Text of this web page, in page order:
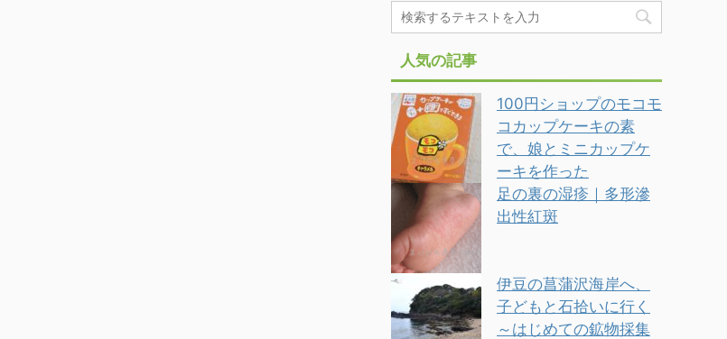
人気の記事
100円ショップのモコモ
コカップケーキの素
で、娘とミニカップケ
ーキを作った
足の裏の湿疹｜多形滲
出性紅斑
伊豆の菖蒲沢海岸へ、
子どもと石拾いに行く
～はじめての鉱物採集